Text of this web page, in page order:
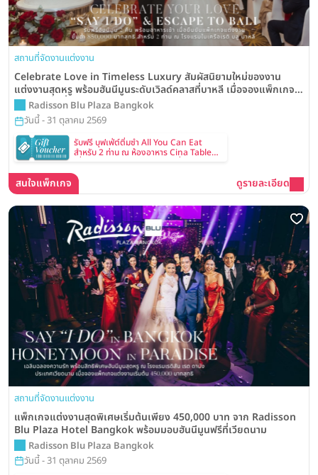
สถานที่จัดงานแต่งงาน
Celebrate Love in Timeless Luxury สัมผัสนิยามใหม่ของงาน
แต่งงานสุดหรู พร้อมฮันนีมูนระดับเวิลด์คลาสที่บาหลี เมื่อจองแพ็กเกจ
แต่งงานขั้นต่ำเพียง 850,000 บาท จากโรงแรม Radisson Blu Plaza
Bangkok
Radisson Blu Plaza Bangkok
วันนี้ - 31 ตุลาคม 2569
รับฟรี บุฟเฟ่ต์ติ่มซำ All You Can Eat
สำหรับ 2 ท่าน ณ ห้องอาหาร Cina Table
แต่งงาน
สนใจแพ็กเกจ ดูรายละเอียด
สถานที่จัดงานแต่งงาน
แพ็กเกจแต่งงานสุดพิเศษเริ่มต้นเพียง 450,000 บาท จาก Radisson
Blu Plaza Hotel Bangkok พร้อมมอบฮันนีมูนฟรีที่เวียดนาม
Radisson Blu Plaza Bangkok
วันนี้ - 31 ตุลาคม 2569